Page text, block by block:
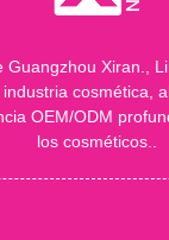
Guangzhou Xiran.,
cosmética,
OEM/ODM
los cosméticos..